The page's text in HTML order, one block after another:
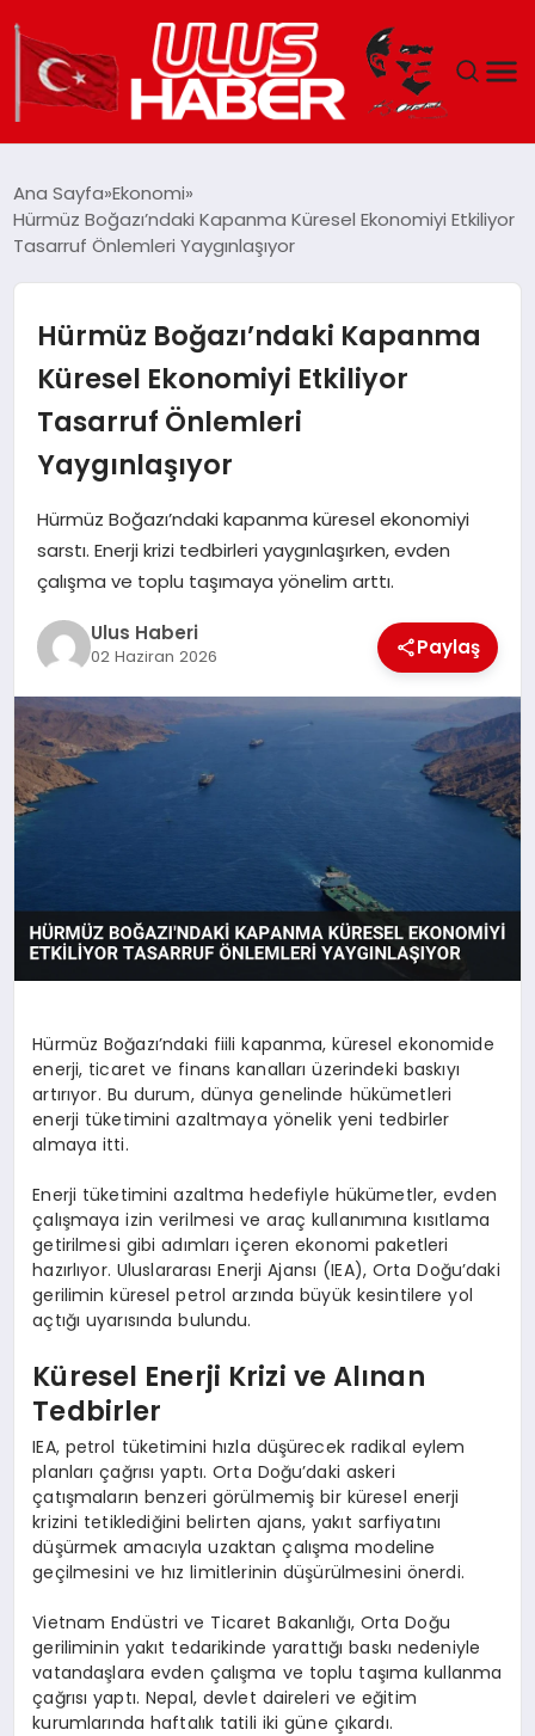
DÜNYA
TEKNOLOJI
EĞITIM
MAGAZIN
YAŞAM
Ana Sayfa Ekonomi
Hürmüz Boğazı’ndaki Kapanma Küresel Ekonomiyi Etkiliyor
Tasarruf Önlemleri Yaygınlaşıyor
Hürmüz Boğazı’ndaki Kapanma
Küresel Ekonomiyi Etkiliyor
Tasarruf Önlemleri
Yaygınlaşıyor
Hürmüz Boğazı’ndaki kapanma küresel ekonomiyi
sarstı. Enerji krizi tedbirleri yaygınlaşırken, evden
çalışma ve toplu taşımaya yönelim arttı.
Ulus Haberi
02 Haziran 2026 Paylaş
Hürmüz Boğazı’ndaki fiili kapanma, küresel ekonomide
enerji, ticaret ve finans kanalları üzerindeki baskıyı
artırıyor. Bu durum, dünya genelinde hükümetleri
enerji tüketimini azaltmaya yönelik yeni tedbirler
almaya itti.
Enerji tüketimini azaltma hedefiyle hükümetler, evden
çalışmaya izin verilmesi ve araç kullanımına kısıtlama
getirilmesi gibi adımları içeren ekonomi paketleri
hazırlıyor. Uluslararası Enerji Ajansı (IEA), Orta Doğu’daki
gerilimin küresel petrol arzında büyük kesintilere yol
açtığı uyarısında bulundu.
Küresel Enerji Krizi ve Alınan
Tedbirler
IEA, petrol tüketimini hızla düşürecek radikal eylem
planları çağrısı yaptı. Orta Doğu’daki askeri
çatışmaların benzeri görülmemiş bir küresel enerji
krizini tetiklediğini belirten ajans, yakıt sarfiyatını
düşürmek amacıyla uzaktan çalışma modeline
geçilmesini ve hız limitlerinin düşürülmesini önerdi.
Vietnam Endüstri ve Ticaret Bakanlığı, Orta Doğu
geriliminin yakıt tedarikinde yarattığı baskı nedeniyle
vatandaşlara evden çalışma ve toplu taşıma kullanma
çağrısı yaptı. Nepal, devlet daireleri ve eğitim
kurumlarında haftalık tatili iki güne çıkardı.